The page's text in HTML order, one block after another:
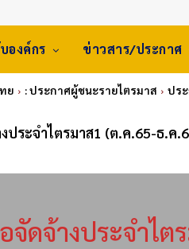
องค์กร ข่าวสาร/ประกาศ
ย : ประกาศผู้ชนะรายไตรมาส ปร
ระจำไตรมาส1 (ต.ค.65-ธ.ค
ดจ้างประจำไต